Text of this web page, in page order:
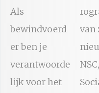
Als
bewindvoerd
er ben je
verantwoorde
lijk voor het
van